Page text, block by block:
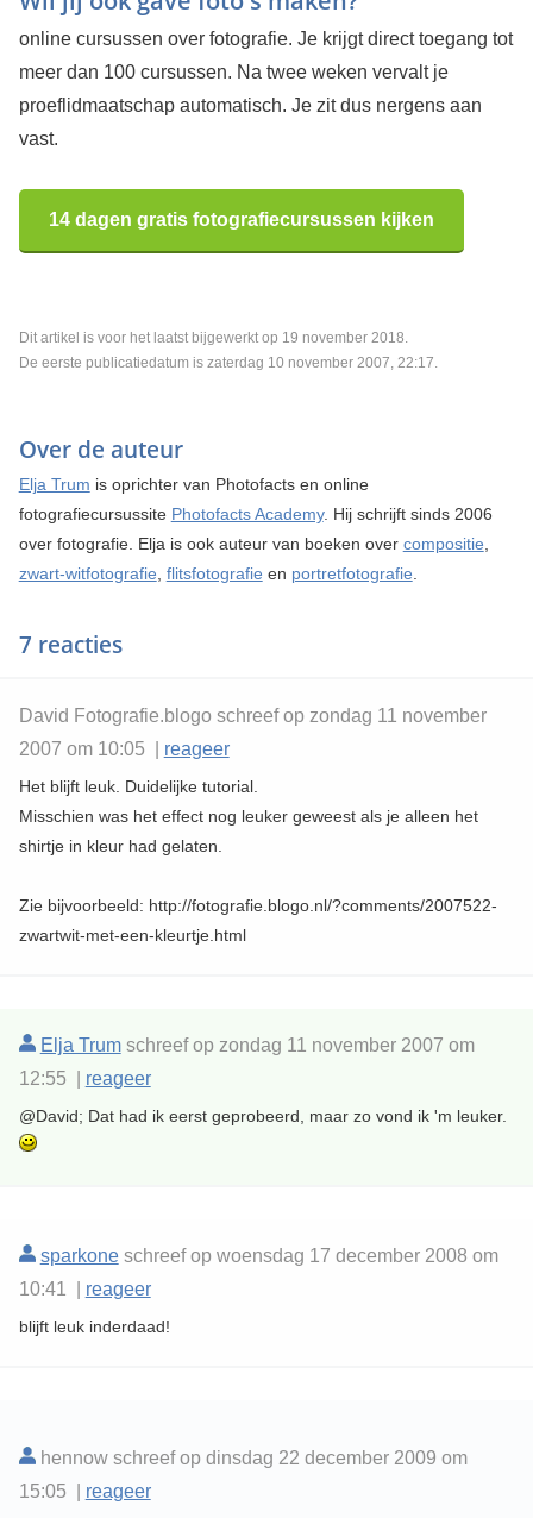
online cursussen over fotografie. Je krijgt direct toegang tot
meer dan 100 cursussen. Na twee weken vervalt je
proeflidmaatschap automatisch. Je zit dus nergens aan
vast.
14 dagen gratis fotografiecursussen kijken
Dit artikel is voor het laatst bijgewerkt op 19 november 2018.
De eerste publicatiedatum is zaterdag 10 november 2007, 22:17.
Over de auteur
Elja Trum is oprichter van Photofacts en online
fotografiecursussite Photofacts Academy. Hij schrijft sinds 2006
over fotografie. Elja is ook auteur van boeken over compositie,
zwart-witfotografie, flitsfotografie en portretfotografie.
7 reacties
David Fotografie.blogo schreef op zondag 11 november
2007 om 10:05 | reageer
Het blijft leuk. Duidelijke tutorial.
Misschien was het effect nog leuker geweest als je alleen het
shirtje in kleur had gelaten.
Zie bijvoorbeeld: http://fotografie.blogo.nl/?comments/2007522-
zwartwit-met-een-kleurtje.html
Elja Trumschreef op zondag 11 november 2007 om
12:55 | reageer
@David; Dat had ik eerst geprobeerd, maar zo vond ik 'm leuker.
sparkoneschreef op woensdag 17 december 2008 om
10:41 | reageer
blijft leuk inderdaad!
hennow schreef op dinsdag 22 december 2009 om
15:05 | reageer